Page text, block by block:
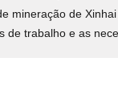
mineração de
de trabalho e as